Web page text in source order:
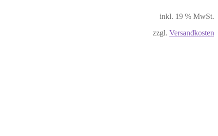
inkl. 19 % MwSt.
zzgl. Versandkosten